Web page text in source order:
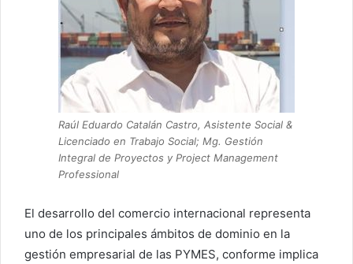
Raúl Eduardo Catalán Castro, Asistente Social &
Licenciado en Trabajo Social; Mg. Gestión
Integral de Proyectos y Project Management
Professional
El desarrollo del comercio internacional representa
uno de los principales ámbitos de dominio en la
gestión empresarial de las PYMES, conforme implica